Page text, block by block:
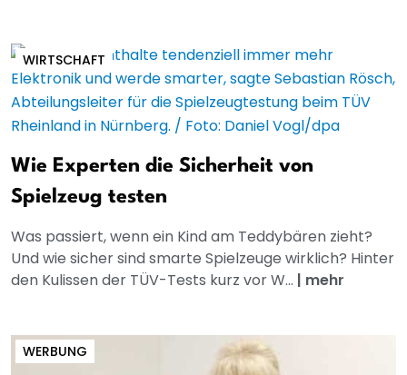
WIRTSCHAFT
Wie Experten die Sicherheit von
Spielzeug testen
Was passiert, wenn ein Kind am Teddybären zieht?
Und wie sicher sind smarte Spielzeuge wirklich? Hinter
den Kulissen der TÜV-Tests kurz vor W... | mehr
WERBUNG